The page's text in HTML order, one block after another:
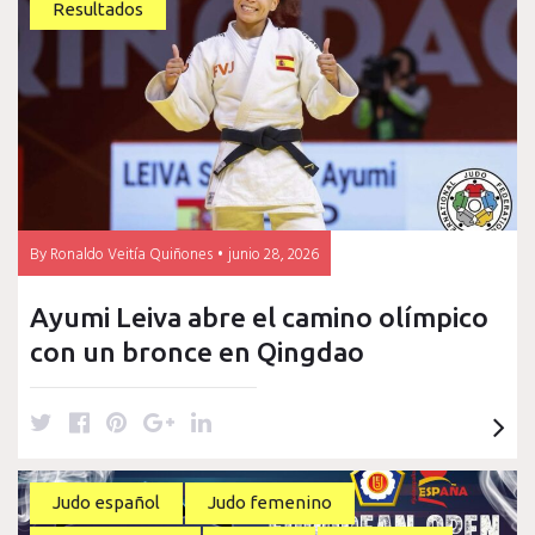
CEAR
de
Valencia
ByRonaldo Veitía Quiñones junio 28, 2026
Resultados
Ayumi Leiva abre el camino olímpico
con un bronce en Qingdao
i
t
F
c
e
P
n
t
G
o
g
L
n
k
Judo español Judo femenino